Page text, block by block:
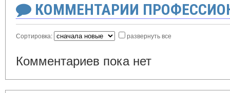
КОММЕНТАРИИ
Сортировка: развернуть все
Комментариев пока нет